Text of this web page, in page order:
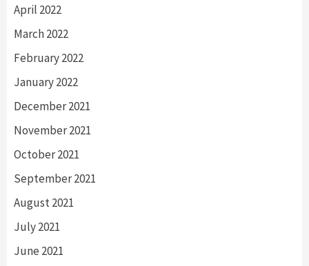
April 2022
March 2022
February 2022
January 2022
December 2021
November 2021
October 2021
September 2021
August 2021
July 2021
June 2021